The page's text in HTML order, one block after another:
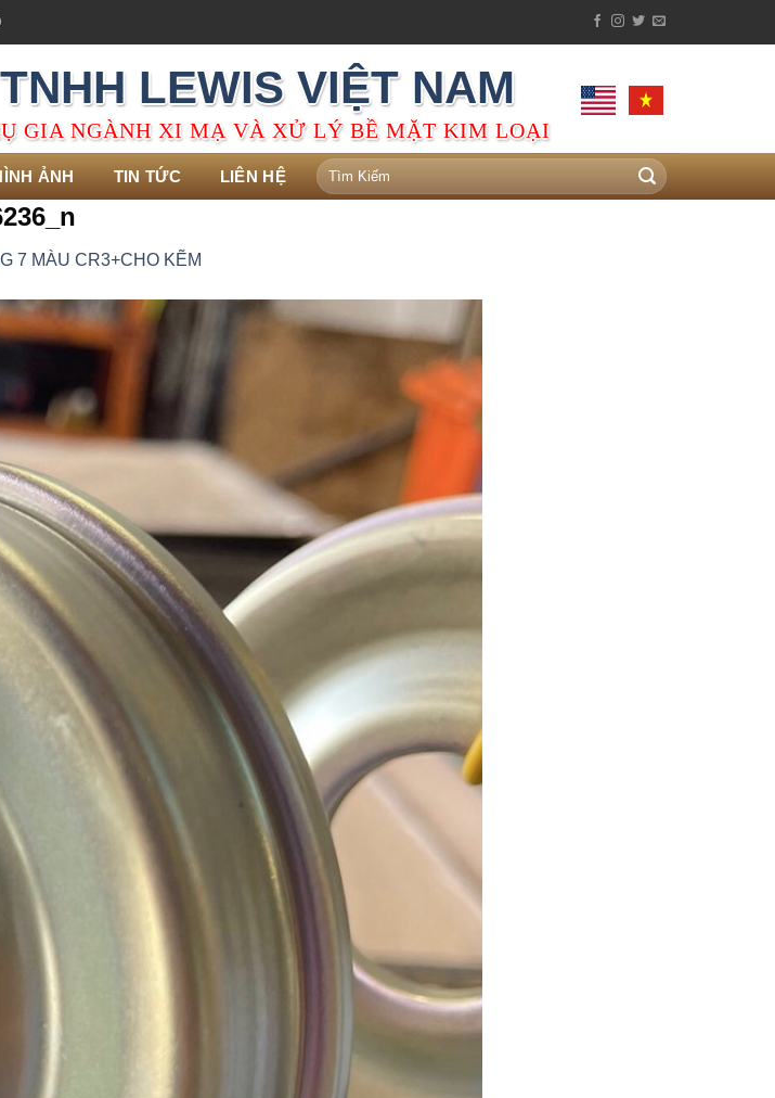
LEWIS VIỆT NAM
GIA NGÀNH XI MẠ VÀ XỬ LÝ BỀ MẶT KIM LOẠI
ẢNH TIN TỨC LIÊN HỆ
Tìm
kiếm:
7 MÀU CR3+CHO KẼM